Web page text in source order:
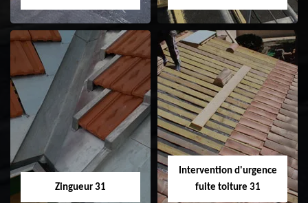
Etanchéité toiture
31
Réparation de
toiture 31
Zingueur 31
Intervention d'urgence
fuite toiture 31